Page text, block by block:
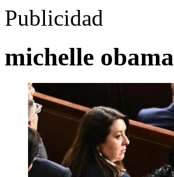
Publicidad
michelle obama